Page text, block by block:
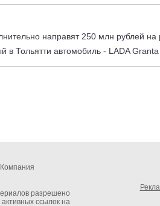
направят 250 млн рублей на
в Тольятти автомобиль - LADA Granta
разрешено
ссылок на